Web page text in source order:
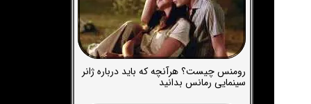
رومنس چیست؟ هرآنچه که باید درباره ژانر
سینمایی رمانس بدانید